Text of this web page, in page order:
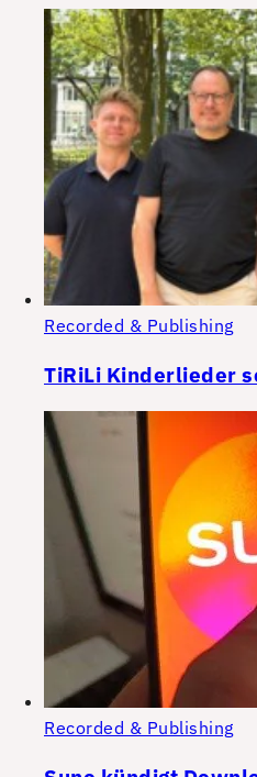
Recorded & Publishing
TiRiLi Kinderlieder
Recorded & Publishing